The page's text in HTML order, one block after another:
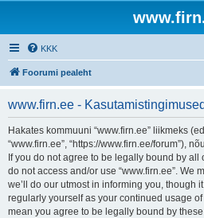
KKK
Foorumi pealeht
www.firn.ee - Kasutamistingimused
Hakates kommuuni “www.firn.ee” liikmeks
“www.firn.ee”, “https://www.firn.ee/forum”),
If you do not agree to be legally bound by
do not access and/or use “www.firn.ee”. We
we’ll do our utmost in informing you, though
regularly yourself as your continued usage of
mean you agree to be legally bound by